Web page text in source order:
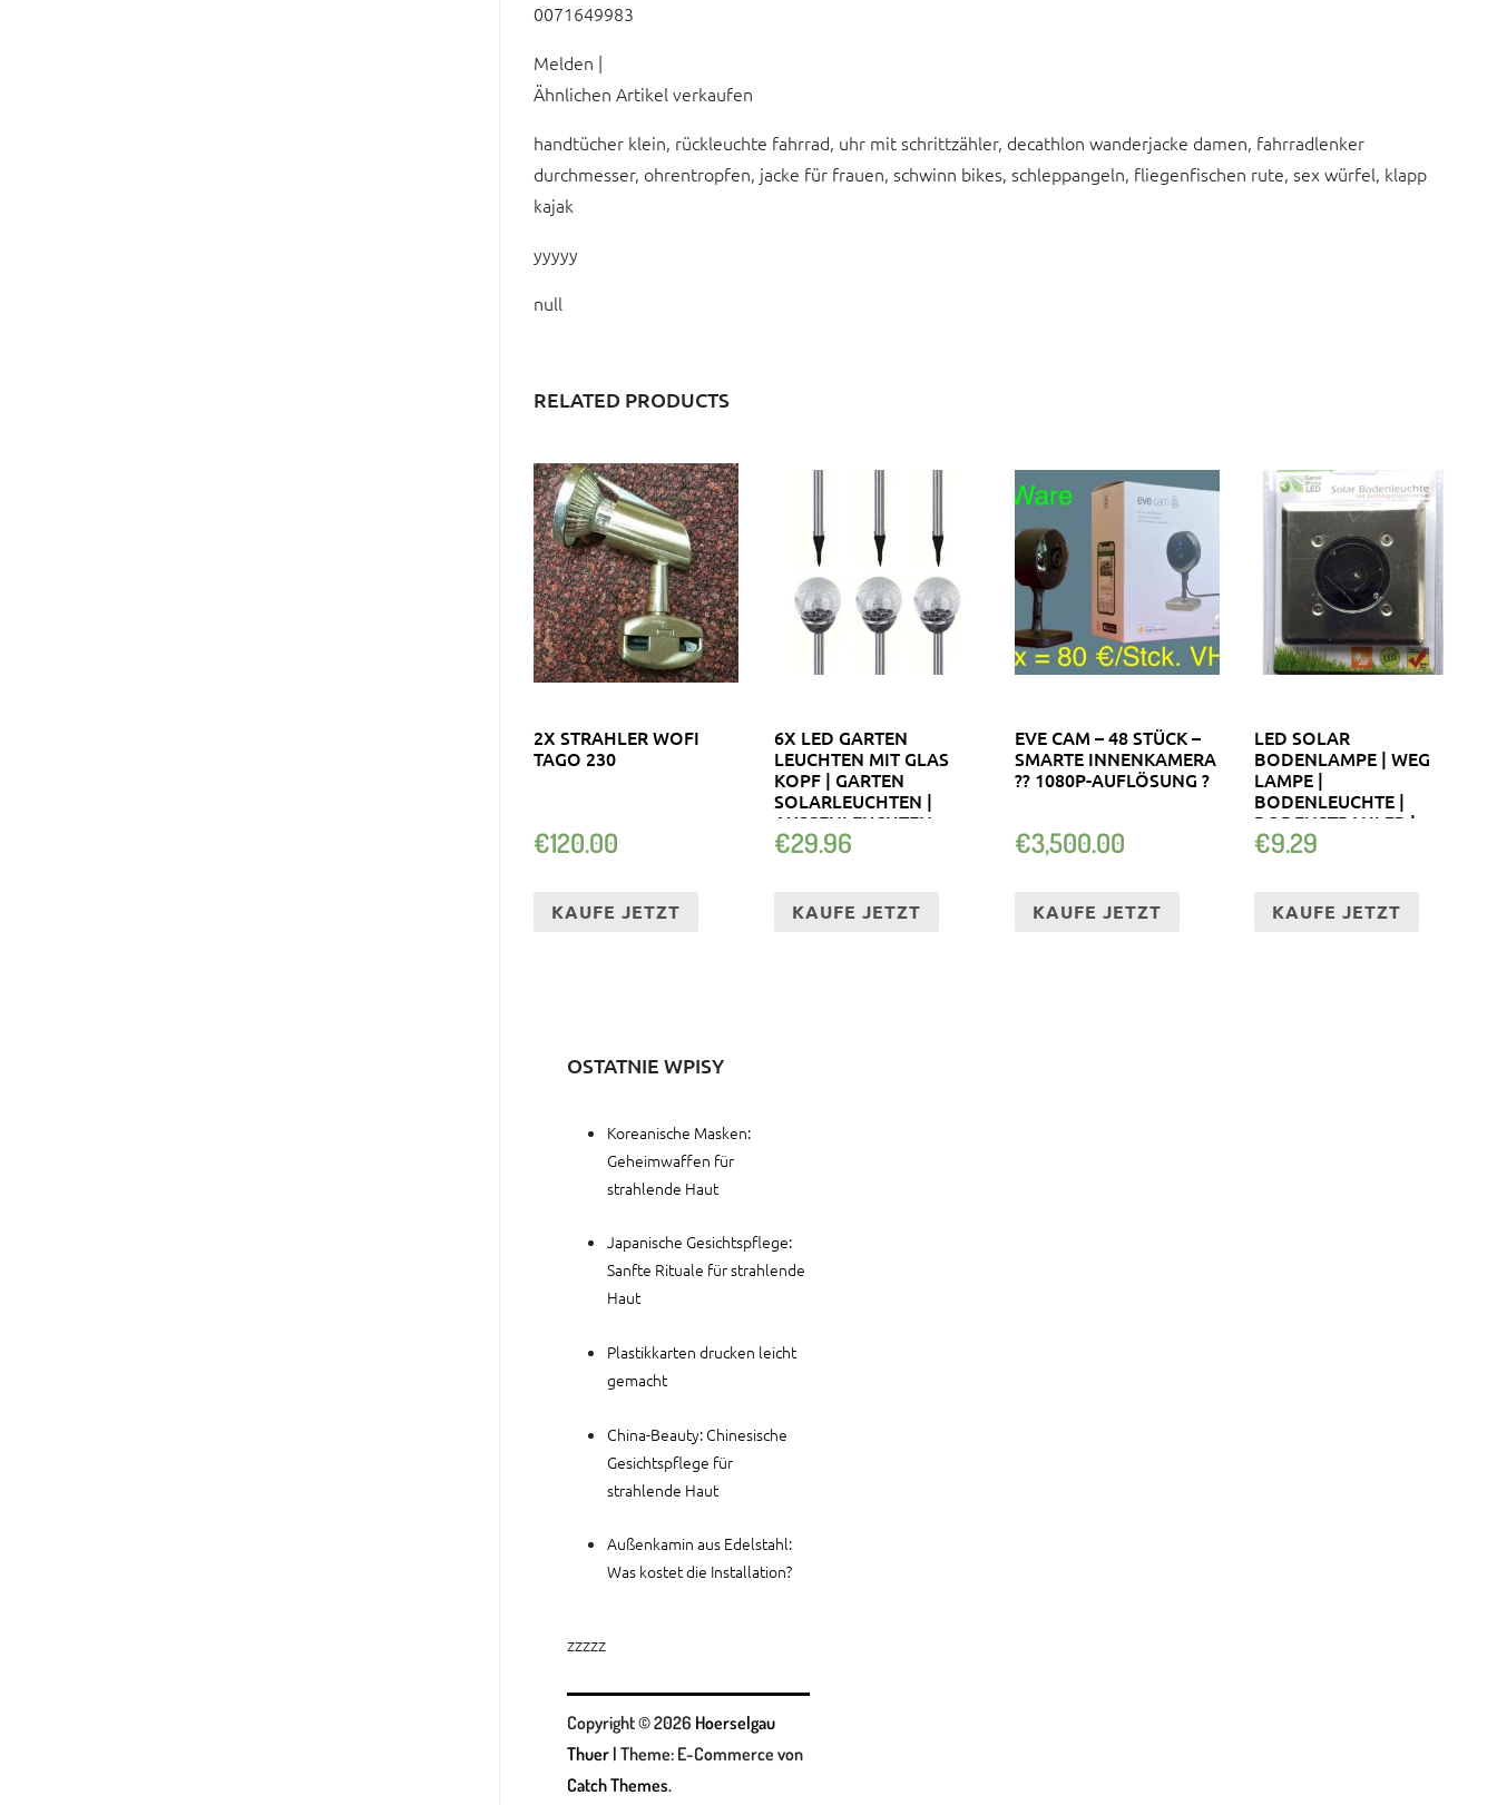
0071649983
Melden |
Ähnlichen Artikel verkaufen
handtücher klein, rückleuchte fahrrad, uhr mit schrittzähler, decathlon wanderjacke damen, fahrradlenker
durchmesser, ohrentropfen, jacke für frauen, schwinn bikes, schleppangeln, fliegenfischen rute, sex würfel, klapp
kajak
yyyyy
null
RELATED PRODUCTS
2X STRAHLER WOFI
TAGO 230
€120.00
KAUFE JETZT
6X LED GARTEN
LEUCHTEN MIT GLAS
KOPF | GARTEN
SOLARLEUCHTEN |
AUSSENLEUCHTEN
€29.96
KAUFE JETZT
EVE CAM – 48 STÜCK –
SMARTE INNENKAMERA
?? 1080P-AUFLÖSUNG ?
€3,500.00
KAUFE JETZT
LED SOLAR
BODENLAMPE | WEG
LAMPE |
BODENLEUCHTE |
BODENSTRAHLER |
SOLARLAMPE
€9.29
KAUFE JETZT
OSTATNIE WPISY
Koreanische Masken:
Geheimwaffen für
strahlende Haut
Japanische Gesichtspflege:
Sanfte Rituale für strahlende
Haut
Plastikkarten drucken leicht
gemacht
China-Beauty: Chinesische
Gesichtspflege für
strahlende Haut
Außenkamin aus Edelstahl:
Was kostet die Installation?
zzzzz
Copyright © 2026 Hoerselgau
Thuer | Theme: E-Commerce von
Catch Themes.